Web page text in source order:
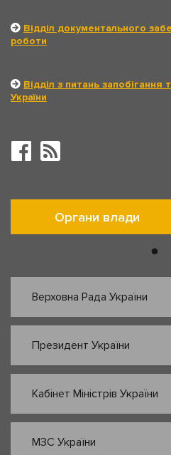
Відділ документального
роботи
Відділ з питань
України
Органи влади
Верховна Рада України
Президент України
Кабінет Міністрів України
МЗС України